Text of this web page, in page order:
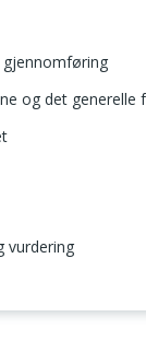
gjennomføring
og det generelle
vurdering